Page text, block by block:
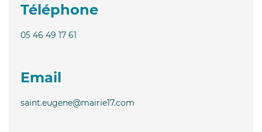
Téléphone
05 46 49 17 61
Email
saint.eugene@mairie17.com